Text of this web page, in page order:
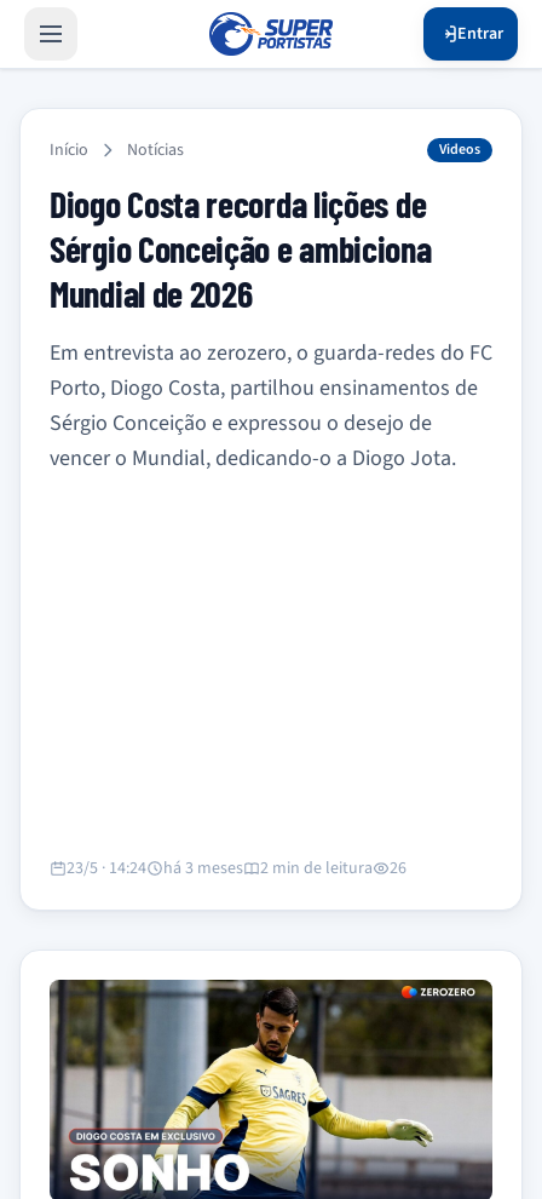
Entrar
Início Notícias Videos
Diogo Costa recorda lições de
Sérgio Conceição e ambiciona
Mundial de 2026
Em entrevista ao zerozero, o guarda-redes do FC
Porto, Diogo Costa, partilhou ensinamentos de
Sérgio Conceição e expressou o desejo de
vencer o Mundial, dedicando-o a Diogo Jota.
23/5 · 14:24 há 3 meses 2 min de leitura 26